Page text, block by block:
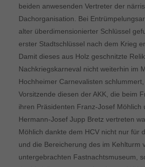
beiden anwesenden Vertreter der
Dachorganisation. Bei
alter überdimensionierter Schlüssel
erster Stadtschlüssel nach dem Krieg
Damit dieses aus Holz geschnitzte
Nachkriegskarneval nicht weiterhin im
Hochheimer Carnevalisten
Vorsitzende diesen der AKK, die beim
ihren Präsidenten Franz-Josef Möhlich
Hermann-Josef Jupp Bretz vertreten
Möhlich dankte dem HCV nicht nur für
und die Bereicherung des im Kehlturm
untergebrachten Fastnachtsmuseum,